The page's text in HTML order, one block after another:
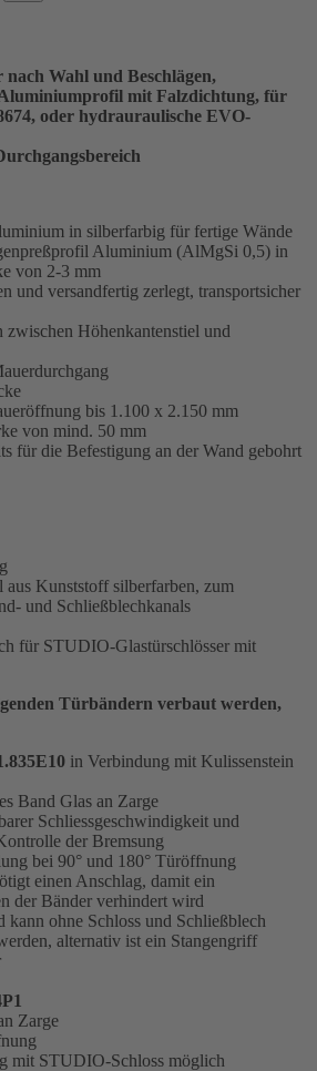
Wahl und Beschlägen,
mit Falzdichtung, für
oder hydrauraulische EVO-
in silberfarbig für fertige Wände
Aluminium (AlMgSi 0,5) in
von 2-3 mm
und versandfertig zerlegt, transportsicher
zwischen Höhenkantenstiel und
bis 1.100 x 2.150 mm
von mind. 50 mm
für die Befestigung an der Wand gebohrt
aus Kunststoff silberfarben, zum
und Schließblechkanals
für STUDIO-Glastürschlösser mit
Türbändern verbaut werden,
in Verbindung mit Kulissenstein
Band Glas an Zarge
Schliessgeschwindigkeit und
der Bremsung
bei 90° und 180° Türöffnung
einen Anschlag, damit ein
der Bänder verhindert wird
kann ohne Schloss und Schließblech
alternativ ist ein Stangengriff
Zarge
mit STUDIO-Schloss möglich